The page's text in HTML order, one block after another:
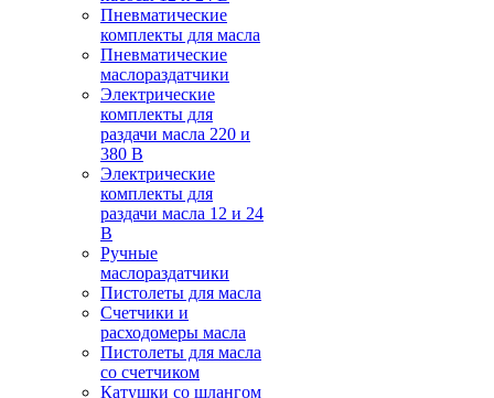
Пневматические
комплекты для масла
Пневматические
маслораздатчики
Электрические
комплекты для
раздачи масла 220 и
380 В
Электрические
комплекты для
раздачи масла 12 и 24
В
Ручные
маслораздатчики
Пистолеты для масла
Счетчики и
расходомеры масла
Пистолеты для масла
со счетчиком
Катушки со шлангом